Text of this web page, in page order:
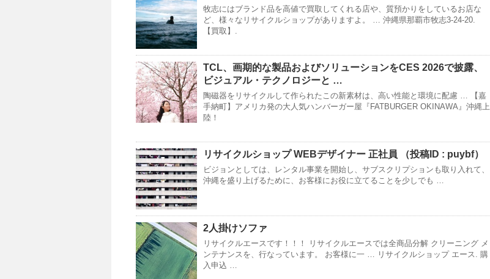
牧志にはブランド品を高値で買取してくれる店や、質預かりをしているお店な
ど、様々なリサイクルショップがありますよ。 … 沖縄県那覇市牧志3-24-20.
【買取】.
TCL、画期的な製品およびソリューションをCES 2026で披露、
ビジュアル・テクノロジーと …
陶磁器をリサイクルして作られたこの新素材は、高い性能と環境に配慮 … 【嘉
手納町】アメリカ発の大人気ハンバーガー屋『FATBURGER OKINAWA』沖縄上
陸！
リサイクルショップWEBデザイナー 正社員 （投稿ID : puybf）
ビジョンとしては、レンタル事業を開始し、サブスクリプションも取り入れて、
沖縄を盛り上げるために、お客様にお役に立てることを少しでも …
2人掛けソファ
リサイクルエースです！！！ リサイクルエースでは全商品分解 クリーニング メ
ンテナンスを、行なっています。 お客様に一 … リサイクルショップ エース. 購
入申込 …